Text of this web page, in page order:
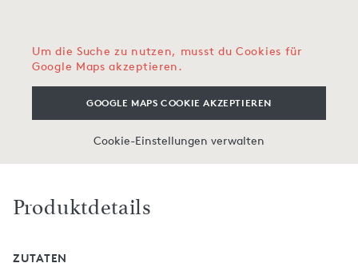
Um die Suche zu nutzen, musst du Cookies für
Google Maps akzeptieren.
GOOGLE MAPS COOKIE AKZEPTIEREN
Cookie-Einstellungen verwalten
Produktdetails
ZUTATEN